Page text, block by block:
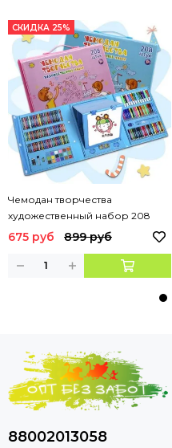
СКИДКА 25%
Чемодан творчества
художественный набор 208
элементов РОЗОВЫЙ
675 руб 899 руб
88002013058